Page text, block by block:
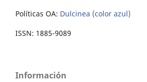
Políticas OA: Dulcinea (color azul)
ISSN: 1885-9089
Información